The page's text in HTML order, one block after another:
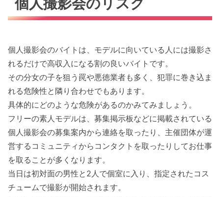
個人撮影会のバイトは、モデルに向いている人には撮影さ
れるだけで高収入になる割の良いバイトです。
その分女の子を狙う罠や悪徳業者も多く、犯罪に巻き込ま
れる危険性と隣り合わせでもあります。
具体的にどのような危険があるのかみてみましょう。
フリーの素人モデルは、募集掲示板などに掲載されている
個人撮影会の募集案内から連絡を取ったり、主催団体が運
営するコミュニティからコンタクトを取ったりしてお仕事
を取ることが多くなります。
当日は初対面の男性と2人で個室に入り、指定されたコス
チュームで撮影が開始されます。